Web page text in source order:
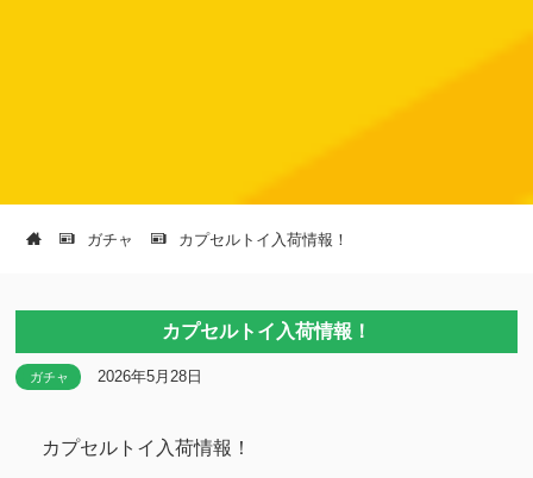
ガチャ カプセルトイ入荷情報！
カプセルトイ入荷情報！
ガチャ 2026年5月28日
カプセルトイ入荷情報！